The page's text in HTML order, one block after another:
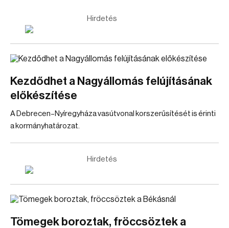
Hirdetés
Kezdődhet a Nagyállomás felújításának
előkészítése
A Debrecen–Nyíregyháza vasútvonal korszerűsítését is érinti
a kormányhatározat.
Hirdetés
Tömegek boroztak, fröccsöztek a